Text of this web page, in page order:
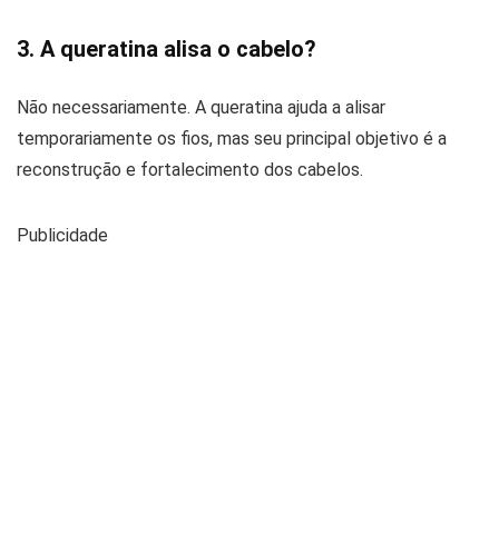
3. A queratina alisa o cabelo?
Não necessariamente. A queratina ajuda a alisar
temporariamente os fios, mas seu principal objetivo é a
reconstrução e fortalecimento dos cabelos.
Publicidade